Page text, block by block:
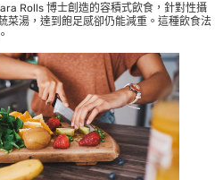
Rolls 博士創造的容積式飲食，針對性攝
菜湯，達到飽足感卻仍能減重。這種飲食法